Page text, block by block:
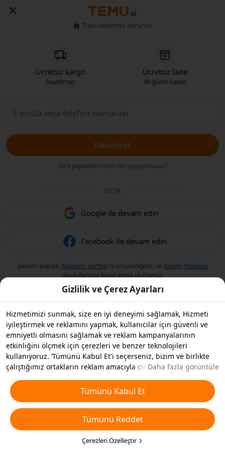
BE
Tüm verileriniz korunur
Ücretsiz kargo
İnanılmaz
Ücretsiz İade
90 güne kadar
Devam et
Giriş yaparken sorun mu yaşıyorsunuz?
VEYA
Google ile devam edin
Facebook ile devam edin
Devam ederek, Kullanım Şartları'nı onayladığınızı ve Gizlilik Politikası
okuduğunuzu kabul etmiş olursunuz.
Gizlilik ve Çerez Ayarları
Hizmetimizi sunmak, size en iyi deneyimi sağlamak, Hizmeti
iyileştirmek ve reklamını yapmak, kullanıcılar için güvenli ve
emniyetli olmasını sağlamak ve reklam kampanyalarının
etkinliğini ölçmek için çerezleri ve benzer teknolojileri
kullanıyoruz. ‘Tümünü Kabul Et'i seçerseniz, bizim ve birlikte
çalıştığımız ortakların reklam amacıyla cihazınızda çerezleri ve
Ayrıca, temel olmayan çerezlerin ’Tümünü Reddedebilir' veya
aşağıdaki ’Çerezleri Özelleştir'i tıklayarak veya gizlilik
ayarlarınızda istediğiniz zaman hangi çerez türlerini kabul
etmek veya devre dışı bırakmak istediğinizi seçebilirsiniz. Daha
fazla detay içinÇerezler ve Benzer Teknolojiler Politikamıza
Daha fazla görüntüle
Tümünü Kabul Et
Tümünü Reddet
Çerezleri Özelleştir